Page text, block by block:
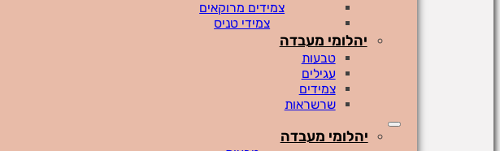
צמידים מרוקאים
צמידי טניס
יהלומי מעבדה
טבעות
עגילים
צמידים
שרשראות
יהלומי מעבדה